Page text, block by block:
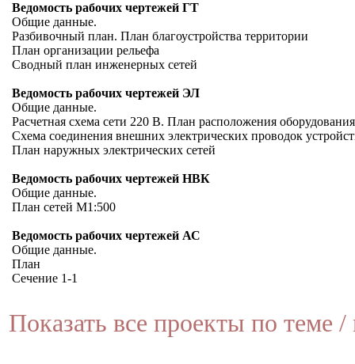
Ведомость рабочих чертежей ГТ
Общие данные.
Разбивочный план. План благоустройства территории
План организации рельефа
Сводный план инженерных сетей
Ведомость рабочих чертежей ЭЛ
Общие данные.
Расчетная схема сети 220 В. План расположения
Схема соединения внешних электрических проводок
План наружных электрических сетей
Ведомость рабочих чертежей НВК
Общие данные.
План сетей М1:500
Ведомость рабочих чертежей АС
Общие данные.
План
Сечение 1-1
Показать все проекты по теме /